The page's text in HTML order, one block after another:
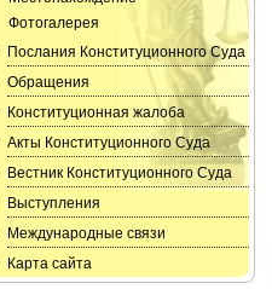
Фотогалерея
Послания Конституционного Суда
Обращения
Конституционная жалоба
Акты Конституционного Суда
Вестник Конституционного Суда
Выступления
Международные связи
Карта сайта